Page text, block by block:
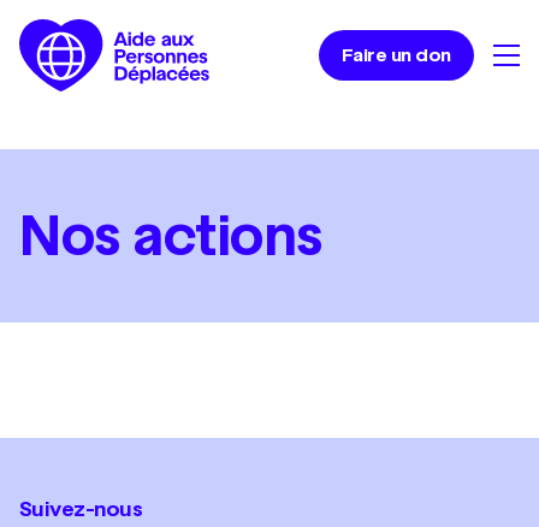
Faire un don
Nos actions
Suivez-nous